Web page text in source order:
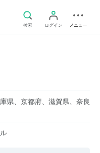
検索 ログイン メニュー
県、京都府、滋賀県、奈良